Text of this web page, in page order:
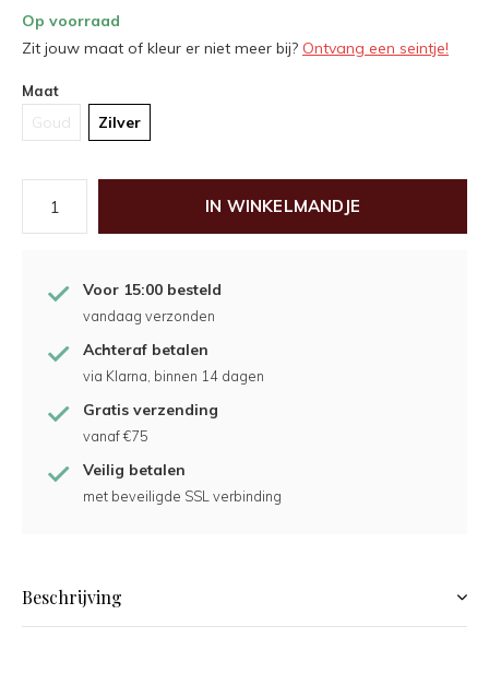
Op voorraad
Zit jouw maat of kleur er niet meer bij? Ontvang een seintje!
Maat
Goud Zilver
IN WINKELMANDJE
Voor 15:00 besteld
vandaag verzonden
Achteraf betalen
via Klarna, binnen 14 dagen
Gratis verzending
vanaf €75
Veilig betalen
met beveiligde SSL verbinding
Beschrijving